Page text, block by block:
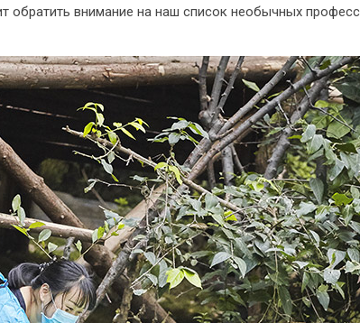
внимание на наш список необычных